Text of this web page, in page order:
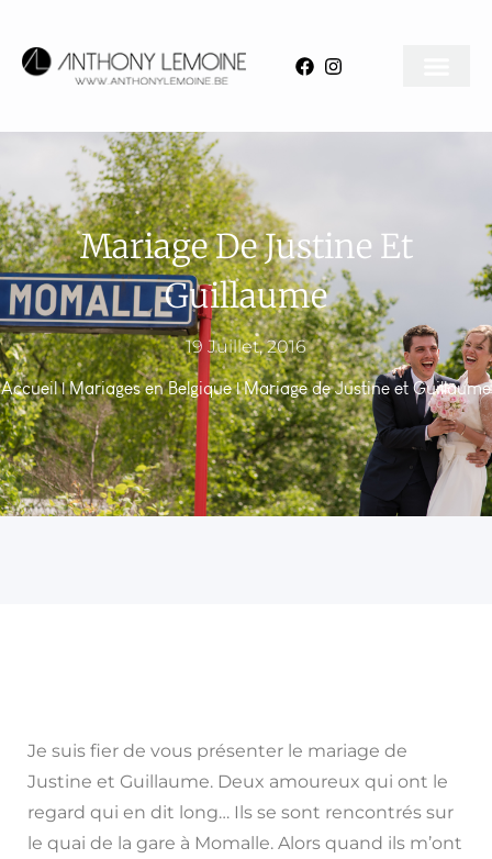
Mariage De Justine Et
Guillaume
19 Juillet, 2016
Accueil|Mariages en Belgique|Mariage de Justine et Guillaume
Je suis fier de vous présenter le mariage de
Justine et Guillaume. Deux amoureux qui ont le
regard qui en dit long… Ils se sont rencontrés sur
le quai de la gare à Momalle. Alors quand ils m’ont